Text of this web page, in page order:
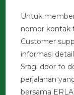
Untuk
nomor kontak
Customer
informasi
Sragi door to
perjalanan
bersama